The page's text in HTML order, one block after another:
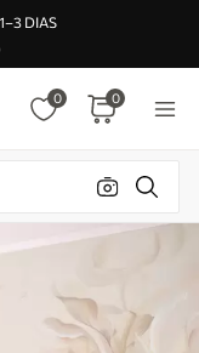
DIAS
0 0